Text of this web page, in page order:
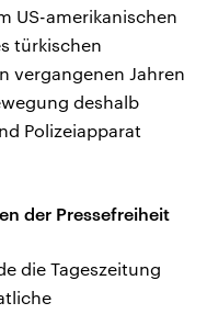
US-amerikanischen
türkischen
vergangenen Jahren
deshalb
Polizeiapparat
der Pressefreiheit
die Tageszeitung